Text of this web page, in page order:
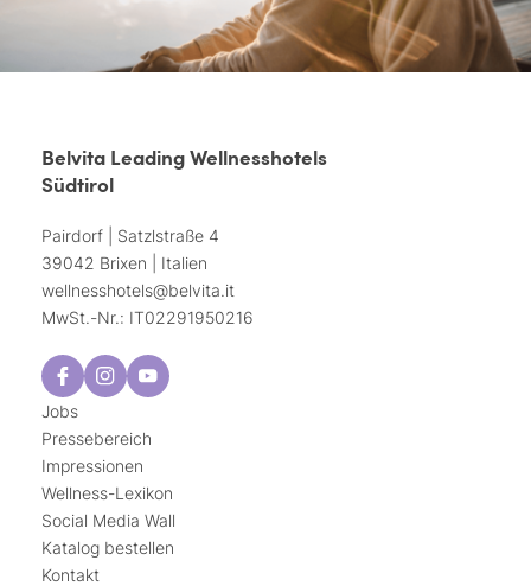
Belvita Leading Wellnesshotels
Südtirol
Pairdorf | Satzlstraße 4
39042 Brixen | Italien
wellnesshotels@belvita.it
MwSt.-Nr.: IT02291950216
Jobs
Pressebereich
Impressionen
Wellness-Lexikon
Social Media Wall
Katalog bestellen
Kontakt